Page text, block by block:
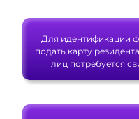
Для идентификации
подать карту
лиц потребуется